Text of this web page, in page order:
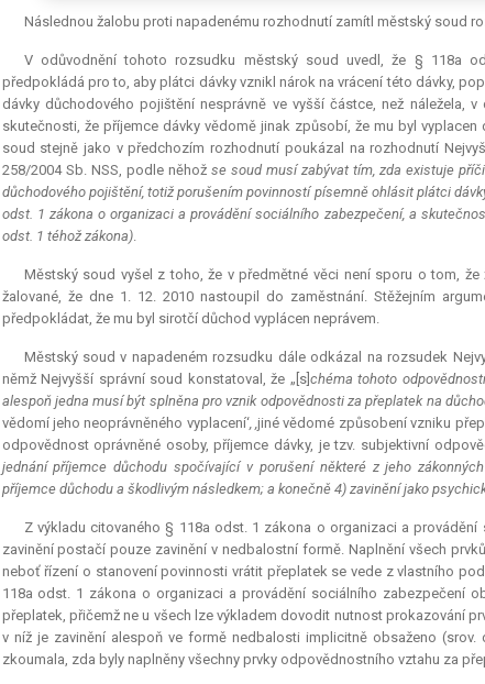
Následnou žalobu proti napadenému rozhodnutí zamítl městský soud
V odůvodnění tohoto rozsudku městský soud uvedl, že § 118a
předpokládá pro to, aby plátci dávky vznikl nárok na vrácení této dávky,
dávky důchodového pojištění nesprávně ve vyšší částce, než náležela,
skutečnosti, že příjemce dávky vědomě jinak způsobí, že mu byl
soud stejně jako v předchozím rozhodnutí poukázal na rozhodnutí
258/2004 Sb. NSS, podle něhož se soud musí zabývat tím, zda existuje
důchodového pojištění, totiž porušením povinností písemně ohlásit plátci
odst. 1 zákona o organizaci a provádění sociálního zabezpečení, a
odst. 1 téhož zákona).
Městský soud vyšel z toho, že v předmětné věci není sporu o tom,
žalované, že dne 1. 12. 2010 nastoupil do zaměstnání. Stěžejním
předpokládat, že mu byl sirotčí důchod vyplácen neprávem.
Městský soud v napadeném rozsudku dále odkázal na rozsudek
němž Nejvyšší správní soud konstatoval, že „[s] chéma tohoto
alespoň jedna musí být splněna pro vznik odpovědnosti za přeplatek na
vědomí jeho neoprávněného vyplacení‘, ,jiné vědomé způsobení vzniku
odpovědnost oprávněné osoby, příjemce dávky, je tzv. subjektivní
jednání příjemce důchodu spočívající v porušení některé z jeho
příjemce důchodu a škodlivým následkem; a konečně 4) zavinění jako
Z výkladu citovaného § 118a odst. 1 zákona o organizaci a
zavinění postačí pouze zavinění v nedbalostní formě. Naplnění všech
neboť řízení o stanovení povinnosti vrátit přeplatek se vede z vlastního
118a odst. 1 zákona o organizaci a provádění sociálního zabezpečení
přeplatek, přičemž ne u všech lze výkladem dovodit nutnost prokazování
v níž je zavinění alespoň ve formě nedbalosti implicitně obsaženo (srov.
zkoumala, zda byly naplněny všechny prvky odpovědnostního vztahu za